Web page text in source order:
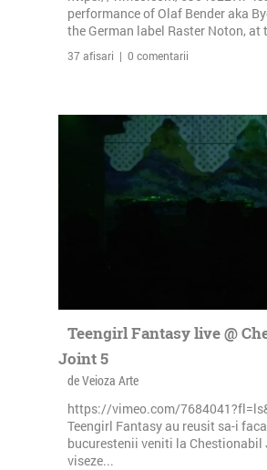
performance of Olaf Bender aka
the German label Raster Noton, at
37 afisari | 0 comentarii
Teengirl Fantasy live @
Joint 5
de Veioza Arte
https://vimeo.com/
Teengirl Fantasy au reusit sa-i
bucurestenii veniti la Chestionabil
viseze...